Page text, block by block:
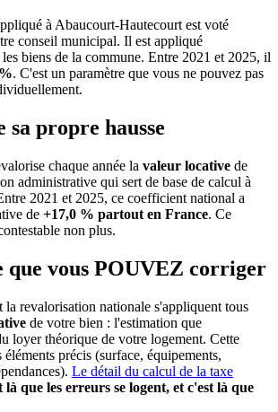
à Abaucourt-Hautecourt est voté
conseil municipal. Il est appliqué
biens de la commune. Entre 2021 et 2025, il
. C'est un paramètre que vous ne pouvez pas
propre hausse
chaque année la valeur locative de
administrative qui sert de base de calcul à
2021 et 2025, ce coefficient national a
de +17,0 % partout en France. Ce
non plus.
que vous POUVEZ corriger
la revalorisation nationale s'appliquent tous
de votre bien : l'estimation que
loyer théorique de votre logement. Cette
éléments précis (surface, équipements,
Le détail du calcul de la taxe
là que les erreurs se logent, et c'est là que